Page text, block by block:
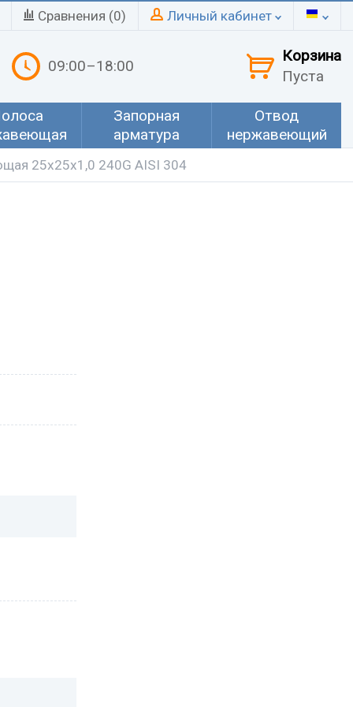
Сравнения (0) Личный кабинет
09:00–18:00
Корзина
Пуста
Запорная
арматура
Отвод
нержавеющий
25х25х1,0 240G AISI 304